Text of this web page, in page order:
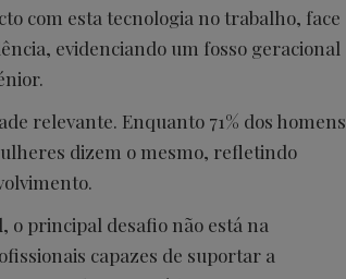
com esta tecnologia no trabalho, face
evidenciando um fosso geracional
relevante. Enquanto 71% dos homens
dizem o mesmo, refletindo
o principal desafio não está na
capazes de suportar a